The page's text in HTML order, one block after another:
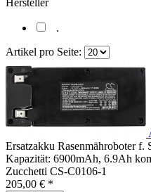
Hersteller
.
Artikel pro Seite:
Ersatzakku Rasenmähroboter
Kapazität: 6900mAh, 6.9Ah
Zucchetti CS-C0106-1
205,00 € *